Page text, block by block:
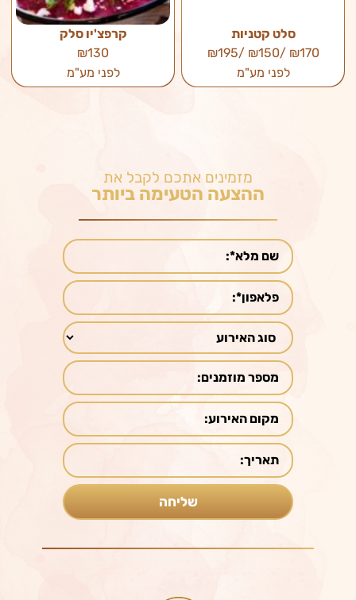
סלט קטניות
₪170 /₪150 /₪195
לפני מע"מ
קרפצ'יו סלק
₪130
לפני מע"מ
מזמינים אתכם לקבל את
ההצעה הטעימה ביותר